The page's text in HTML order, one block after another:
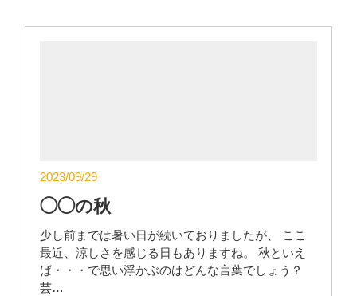
2023/09/29
◯◯の秋
少し前までは暑い日が続いておりましたが、 ここ
最近、涼しさを感じる日もありますね。 秋といえ
ば・・・で思い浮かぶのはどんな言葉でしょう？
芸…